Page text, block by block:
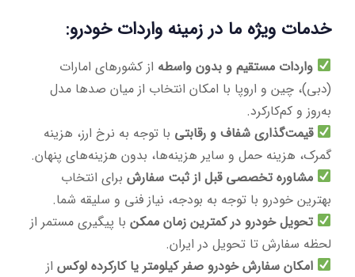
خدمات ویژه ما در زمینه واردات خودرو:
واردات مستقیم و بدون واسطه از کشورهای امارات
(دبی)، چین و اروپا با امکان انتخاب از میان صدها مدل
به‌روز و کم‌کارکرد.
قیمت‌گذاری شفاف و رقابتی با توجه به نرخ ارز، هزینه
گمرک، هزینه حمل و سایر هزینه‌ها، بدون هزینه‌های پنهان.
مشاوره تخصصی قبل از ثبت سفارش برای انتخاب
بهترین خودرو با توجه به بودجه، نیاز فنی و سلیقه شما.
تحویل خودرو در کمترین زمان ممکن با پیگیری مستمر از
لحظه سفارش تا تحویل در ایران.
امکان سفارش خودرو صفر کیلومتر یا کارکرده لوکس از